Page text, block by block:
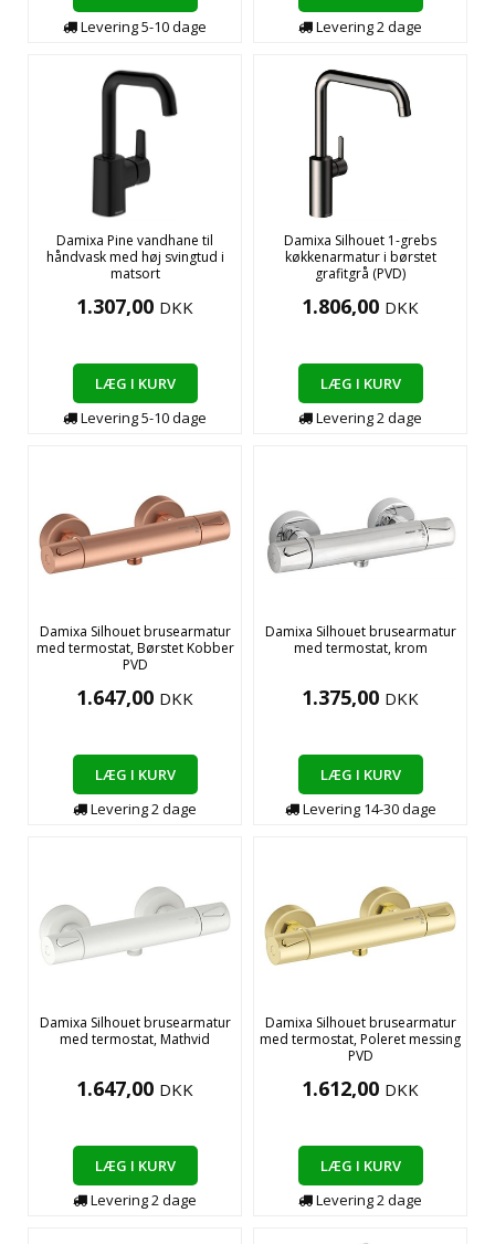
Levering5-10dage
Levering2dage
Damixa Pine vandhane til
håndvask med høj svingtud i
matsort
1.307,00 DKK
LÆG I KURV
Levering5-10dage
Damixa Silhouet 1-grebs
køkkenarmatur i børstet
grafitgrå (PVD)
1.806,00 DKK
LÆG I KURV
Levering2dage
Damixa Silhouet brusearmatur
med termostat, Børstet Kobber
PVD
1.647,00 DKK
LÆG I KURV
Levering2dage
Damixa Silhouet brusearmatur
med termostat, krom
1.375,00 DKK
LÆG I KURV
Levering 14-30dage
Damixa Silhouet brusearmatur
med termostat, Mathvid
1.647,00 DKK
LÆG I KURV
Levering2dage
Damixa Silhouet brusearmatur
med termostat, Poleret messing
PVD
1.612,00 DKK
LÆG I KURV
Levering2dage